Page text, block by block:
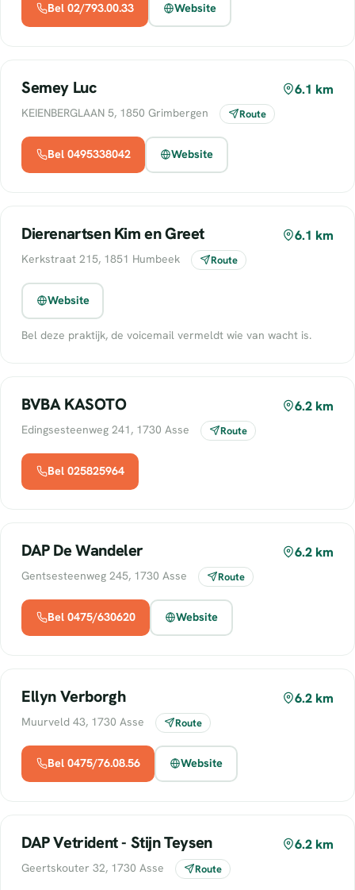
Bel 02/793.00.33 Website
Semey Luc 6.1 km
KEIENBERGLAAN 5, 1850 Grimbergen Route
Bel 0495338042 Website
Dierenartsen Kim en Greet 6.1 km
Kerkstraat 215, 1851 Humbeek Route
Website
Bel deze praktijk, de voicemail vermeldt wie van wacht is.
BVBA KASOTO 6.2 km
Edingsesteenweg 241, 1730 Asse Route
Bel 025825964
DAP De Wandeler 6.2 km
Gentsesteenweg 245, 1730 Asse Route
Bel 0475/630620 Website
Ellyn Verborgh 6.2 km
Muurveld 43, 1730 Asse Route
Bel 0475/76.08.56 Website
DAP Vetrident - Stijn Teysen 6.2 km
Geertskouter 32, 1730 Asse Route